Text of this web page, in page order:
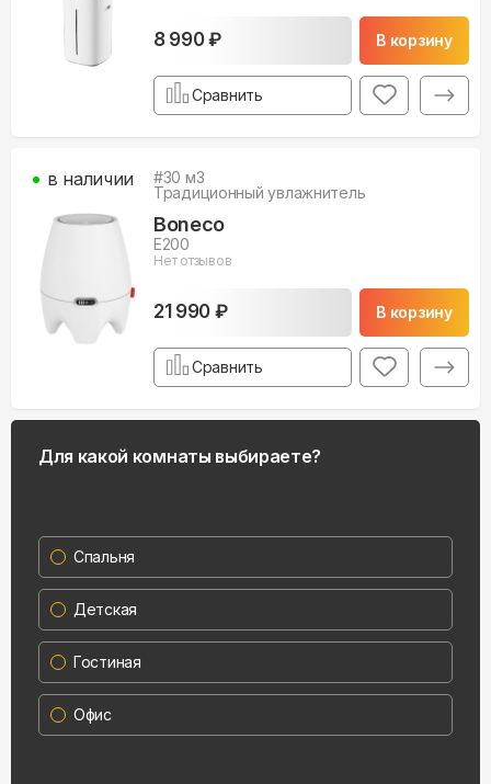
8 990 ₽ В корзину
Сравнить
#30 м3
Традиционный увлажнитель
Boneco
E200
Нет отзывов
21 990 ₽ В корзину
в наличии
Сравнить
Для какой комнаты выбираете?
Спальня
Детская
Гостиная
Офис